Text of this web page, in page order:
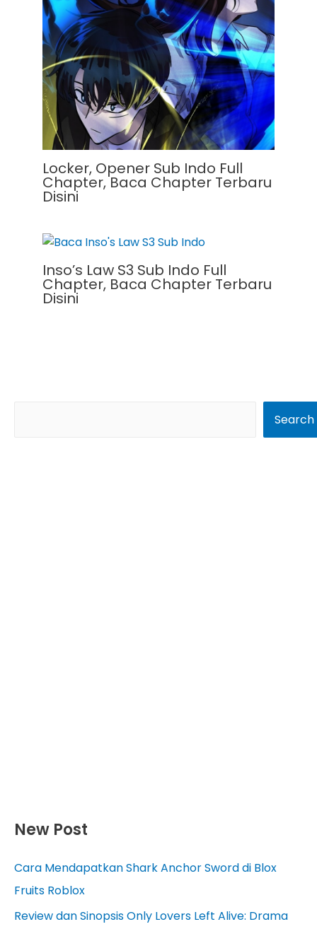
Locker, Opener Sub Indo Full
Chapter, Baca Chapter Terbaru
Disini
Inso’s Law S3 Sub Indo Full
Chapter, Baca Chapter Terbaru
Disini
Search
New Post
Cara Mendapatkan Shark Anchor Sword di Blox
Fruits Roblox
Review dan Sinopsis Only Lovers Left Alive: Drama